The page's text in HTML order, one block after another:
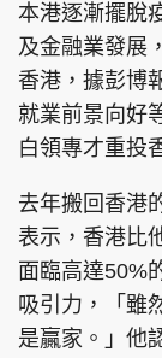
本港逐漸擺脫
及金融業發展
香港，據彭博
就業前景向好
白領專才重投
去年搬回香港
表示，香港比
面臨高達50%
吸引力，「雖
是贏家。」他